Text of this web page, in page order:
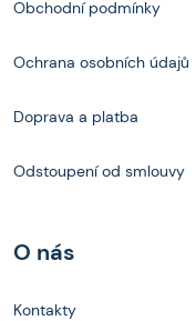
Obchodní podmínky
Ochrana osobních údajů
Doprava a platba
Odstoupení od smlouvy
O nás
Kontakty